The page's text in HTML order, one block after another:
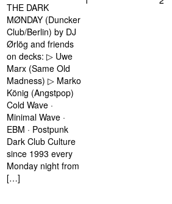
THE DARK
MØNDAY (Duncker
Club/Berlin) by DJ
Ørlög and friends
on decks: ▷ Uwe
Marx (Same Old
Madness) ▷ Marko
König (Angstpop)
Cold Wave ·
Minimal Wave ·
EBM · Postpunk
Dark Club Culture
since 1993 every
Monday night from
[…]